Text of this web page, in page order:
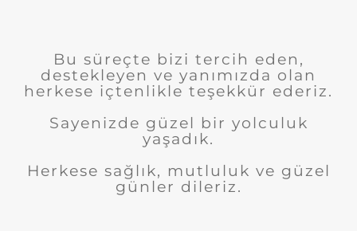
Bu süreçte bizi tercih eden,
destekleyen ve yanımızda olan
herkese içtenlikle teşekkür ederiz.
Sayenizde güzel bir yolculuk
yaşadık.
Herkese sağlık, mutluluk ve güzel
günler dileriz.